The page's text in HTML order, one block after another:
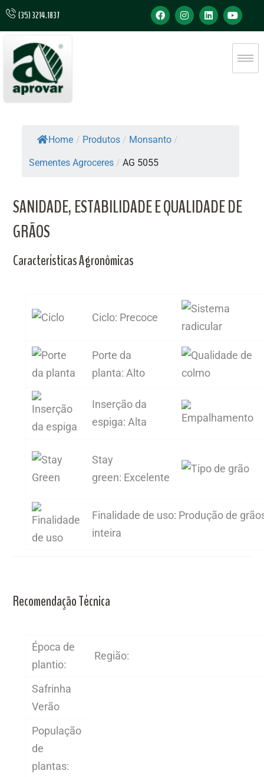
(35) 3214.1837
Home / Produtos / Monsanto /
Sementes Agroceres / AG 5055
SANIDADE, ESTABILIDADE E QUALIDADE DE
GRÃOS
Características Agronômicas
Ciclo: Precoce
Porte da
planta: Alto
Inserção da
espiga: Alta
Stay
green: Excelente
Finalidade de uso: Produção de
inteira
Recomendação Técnica
Época de
plantio:
Região:
Safrinha
Verão
População
de
plantas: